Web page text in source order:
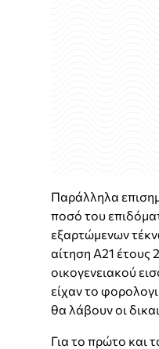
Παράλληλα
ποσό του
εξαρτώμενων
αίτηση Α21 έτους
οικογενειακού
είχαν το
θα λάβουν οι
Για το πρώτο και